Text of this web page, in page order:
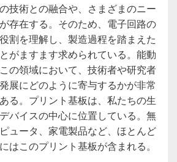
技術との融合や、さまざまのニー
存在する。そのため、電子回路の
割を理解し、製造過程を踏まえた
がますます求められている。能動
の領域において、技術者や研究者
展にどのように寄与するかが非常
る。プリント基板は、私たちの生
バイスの中心に位置している。無
ュータ、家電製品など、ほとんど
はこのプリント基板が含まれる。